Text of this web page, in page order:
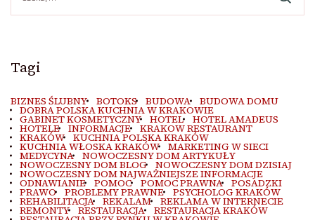
Tagi
BIZNES ŚLUBNY BOTOKS BUDOWA BUDOWA DOMU
DOBRA POLSKA KUCHNIA W KRAKOWIE
GABINET KOSMETYCZNY HOTEL HOTEL AMADEUS
HOTELE INFORMACJE KRAKOW RESTAURANT
KRAKÓW KUCHNIA POLSKA KRAKÓW
KUCHNIA WŁOSKA KRAKÓW MARKETING W SIECI
MEDYCYNA NOWOCZESNY DOM ARTYKUŁY
NOWOCZESNY DOM BLOG NOWOCZESNY DOM DZISIAJ
NOWOCZESNY DOM NAJWAŻNIEJSZE INFORMACJE
ODNAWIANIE POMOC POMOC PRAWNA POSADZKI
PRAWO PROBLEMY PRAWNE PSYCHOLOG KRAKÓW
REHABILITACJA REKALAM REKLAMA W INTERNECIE
REMONTY RESTAURACJA RESTAURACJA KRAKÓW